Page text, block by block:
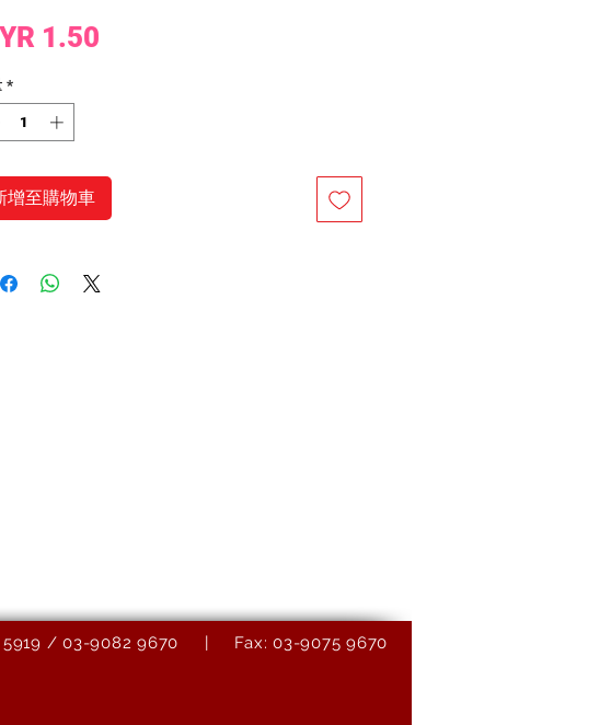
1.50
*
增至購物車
5919 / 03-9082 9670 | Fax: 03-9075 9670